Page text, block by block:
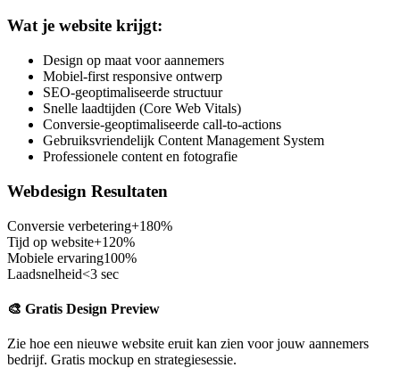
Wat je website krijgt:
Design op maat voor aannemers
Mobiel-first responsive ontwerp
SEO-geoptimaliseerde structuur
Snelle laadtijden (Core Web Vitals)
Conversie-geoptimaliseerde call-to-actions
Gebruiksvriendelijk Content Management System
Professionele content en fotografie
Webdesign Resultaten
Conversie verbetering+180%
Tijd op website+120%
Mobiele ervaring100%
Laadsnelheid<3 sec
🎨 Gratis Design Preview
Zie hoe een nieuwe website eruit kan zien voor jouw aannemers
bedrijf. Gratis mockup en strategiesessie.